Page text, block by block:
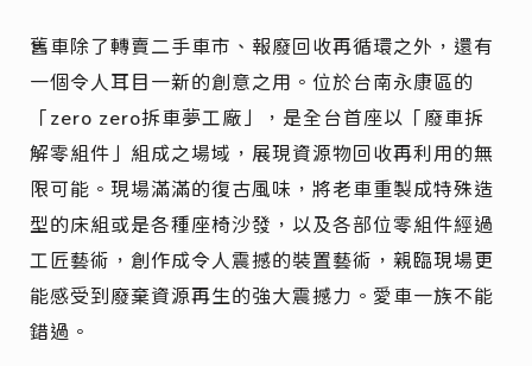
舊車除了轉賣二手車市、報廢回收再循環之外，還有
一個令人耳目一新的創意之用。位於台南永康區的
「zero zero拆車夢工廠」，是全台首座以「廢車拆
解零組件」組成之場域，展現資源物回收再利用的無
限可能。現場滿滿的復古風味，將老車重製成特殊造
型的床組或是各種座椅沙發，以及各部位零組件經過
工匠藝術，創作成令人震撼的裝置藝術，親臨現場更
能感受到廢棄資源再生的強大震撼力。愛車一族不能
錯過。